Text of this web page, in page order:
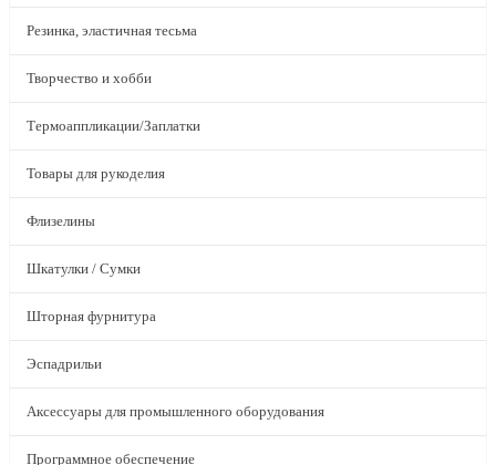
Резинка, эластичная тесьма
Творчество и хобби
Термоаппликации/Заплатки
Товары для рукоделия
Флизелины
Шкатулки / Сумки
Шторная фурнитура
Эспадрильи
Аксессуары для промышленного оборудования
Программное обеспечение